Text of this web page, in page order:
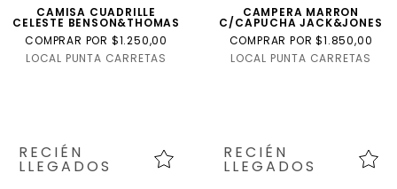
CAMISA CUADRILLE
CELESTE BENSON&THOMAS
COMPRAR POR $1.250,00
LOCAL PUNTA CARRETAS
CAMPERA MARRON
C/CAPUCHA JACK&JONES
COMPRAR POR $1.850,00
LOCAL PUNTA CARRETAS
RECIÉN
LLEGADOS
RECIÉN
LLEGADOS